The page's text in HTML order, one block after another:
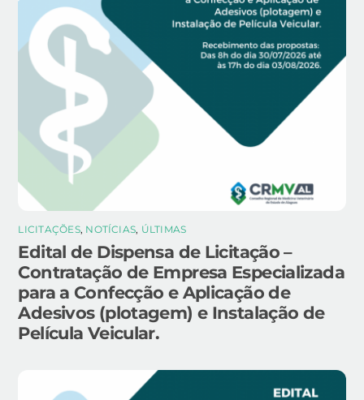
LICITAÇÕES, NOTÍCIAS, ÚLTIMAS
Edital de Dispensa de Licitação –
Contratação de Empresa Especializada
para a Confecção e Aplicação de
Adesivos (plotagem) e Instalação de
Película Veicular.